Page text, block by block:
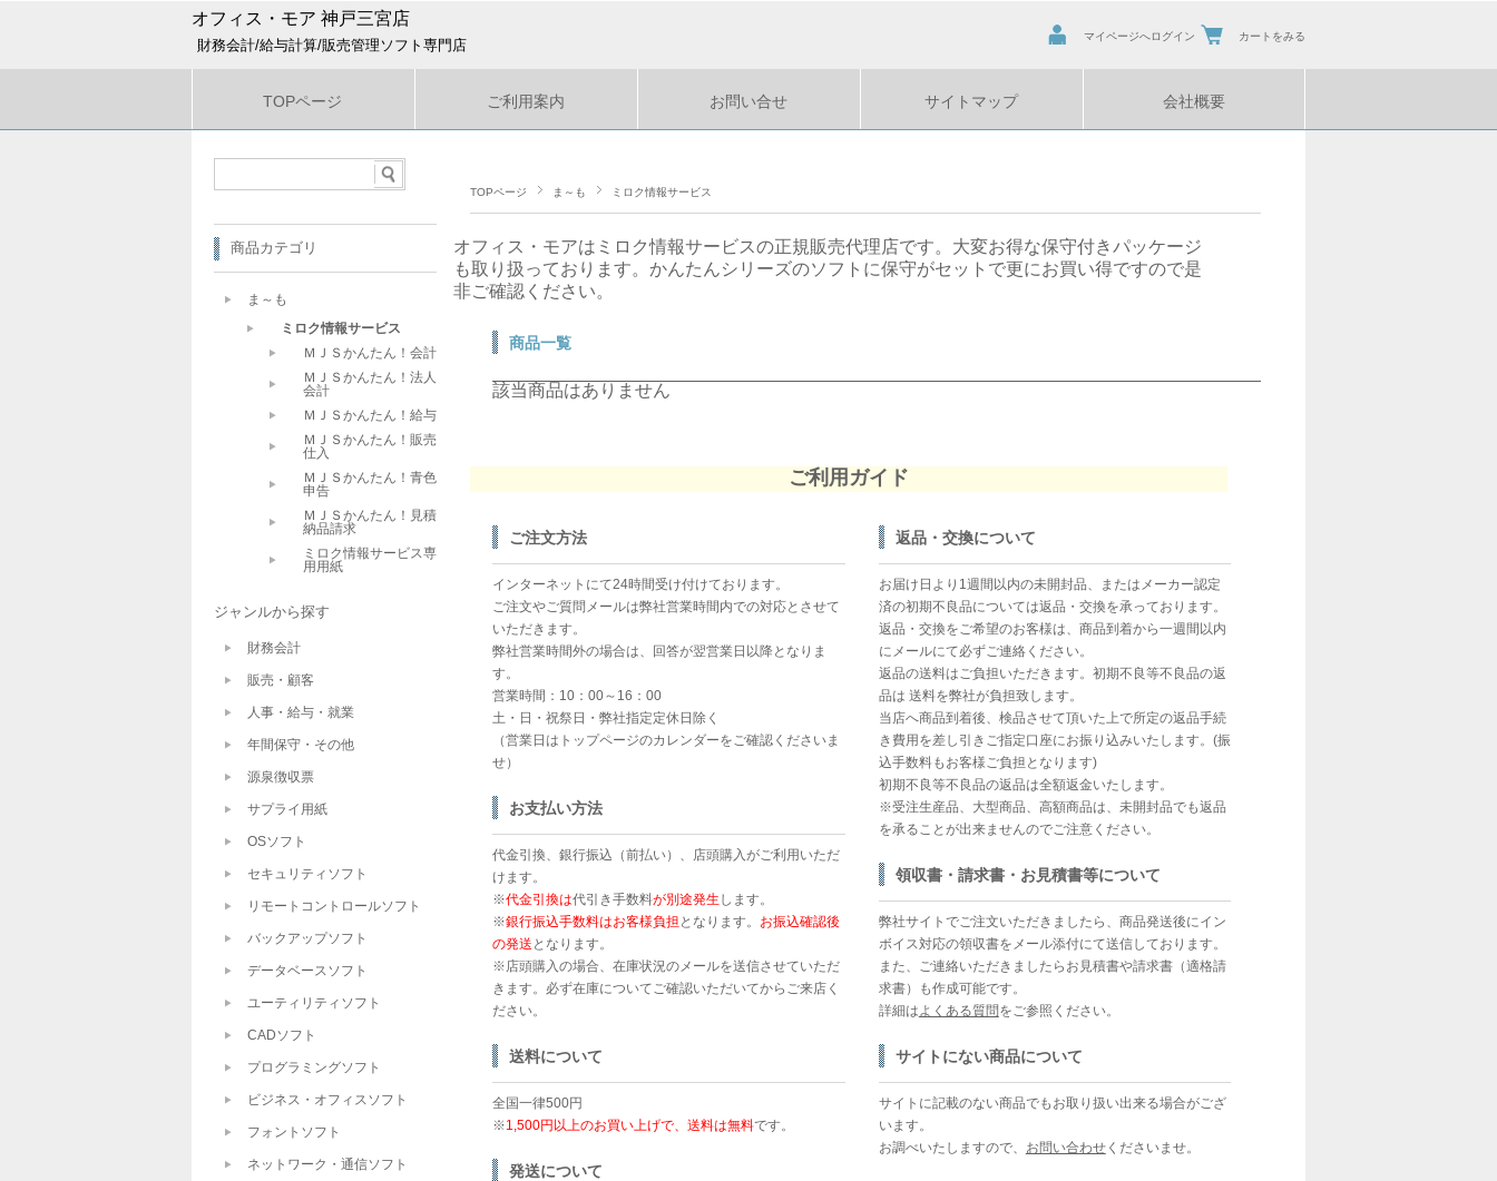
オフィス・モア 神戸三宮店
財務会計/給与計算/販売管理ソフト専門店
マイページへログイン カートをみる
TOPページ ご利用案内 お問い合せ サイトマップ 会社概要
TOPページ ま～も ミロク情報サービス
オフィス・モアはミロク情報サービスの正規販売代理店です。大変お得な保守付きパッケージ
も取り扱っております。かんたんシリーズのソフトに保守がセットで更にお買い得ですので是
非ご確認ください。
商品一覧
該当商品はありません
ご利用ガイド
ご注文方法
インターネットにて24時間受け付けております。
ご注文やご質問メールは弊社営業時間内での対応とさせて
いただきます。
弊社営業時間外の場合は、回答が翌営業日以降となりま
す。
営業時間：10：00～16：00
土・日・祝祭日・弊社指定定休日除く
（営業日はトップページのカレンダーをご確認くださいま
せ）
お支払い方法
代金引換、銀行振込（前払い）、店頭購入がご利用いただ
けます。
※代金引換は代引き手数料が別途発生 します。
※銀行振込手数料はお客様負担 となります。 お振込確認後
の発送 となります。
※店頭購入の場合、在庫状況のメールを送信させていただ
きます。必ず在庫についてご確認いただいてからご来店く
ださい。
送料について
全国一律500円
※1,500円以上のお買い上げで、送料は無料です。
発送について
返品・交換について
お届け日より1週間以内の未開封品、またはメーカー認定
済の初期不良品については返品・交換を承っております。
返品・交換をご希望のお客様は、商品到着から一週間以内
にメールにて必ずご連絡ください。
返品の送料はご負担いただきます。初期不良等不良品の返
品は 送料を弊社が負担致します。
当店へ商品到着後、検品させて頂いた上で所定の返品手続
き費用を差し引きご指定口座にお振り込みいたします。(振
込手数料もお客様ご負担となります)
初期不良等不良品の返品は全額返金いたします。
※受注生産品、大型商品、高額商品は、未開封品でも返品
を承ることが出来ませんのでご注意ください。
領収書・請求書・お見積書等について
弊社サイトでご注文いただきましたら、商品発送後にイン
ボイス対応の領収書をメール添付にて送信しております。
また、ご連絡いただきましたらお見積書や請求書（適格請
求書）も作成可能です。
詳細はよくある質問をご参照ください。
サイトにない商品について
サイトに記載のない商品でもお取り扱い出来る場合がござ
います。
お調べいたしますので、 お問い合わせくださいませ。
商品カテゴリ
ま～も
ミロク情報サービス
ＭＪＳかんたん！会計
ＭＪＳかんたん！法人
会計
ＭＪＳかんたん！給与
ＭＪＳかんたん！販売
仕入
ＭＪＳかんたん！青色
申告
ＭＪＳかんたん！見積
納品請求
ミロク情報サービス専
用用紙
ジャンルから探す
財務会計
販売・顧客
人事・給与・就業
年間保守・その他
源泉徴収票
サプライ用紙
OSソフト
セキュリティソフト
リモートコントロールソフト
バックアップソフト
データベースソフト
ユーティリティソフト
CADソフト
プログラミングソフト
ビジネス・オフィスソフト
フォントソフト
ネットワーク・通信ソフト